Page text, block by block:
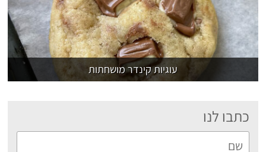
עוגיות קינדר מושחתות
כתבו לנו